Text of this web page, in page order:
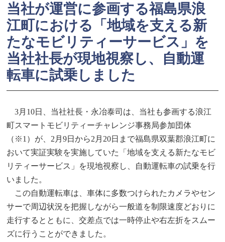
当社が運営に参画する福島県浪
江町における「地域を支える新
たなモビリティーサービス」を
当社社長が現地視察し、自動運
転車に試乗しました
3月10日、当社社長・永冶泰司は、当社も参画する浪江
町スマートモビリティーチャレンジ事務局参加団体
（※1）が、2月9日から2月20日まで福島県双葉郡浪江町に
おいて実証実験を実施していた「地域を支える新たなモビ
リティーサービス」を現地視察し、自動運転車の試乗を行
いました。
この自動運転車は、車体に多数つけられたカメラやセン
サーで周辺状況を把握しながら一般道を制限速度どおりに
走行するとともに、交差点では一時停止や右左折をスムー
ズに行うことができました。